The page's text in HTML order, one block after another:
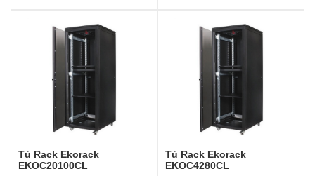
Tủ Rack Ekorack
EKOC20100CL
Tủ Rack Ekorack
EKOC4280CL